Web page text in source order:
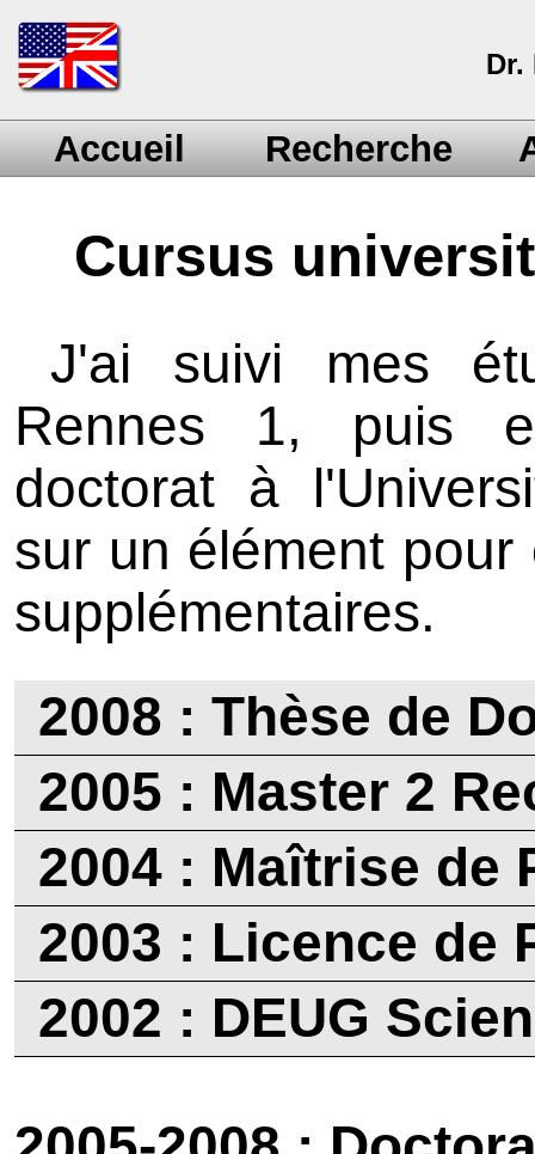
Dr.
Accueil Recherche
Cursus
J'ai suivi mes
Rennes 1, puis
doctorat à
sur un élément
supplémentaires.
2008 : Thèse de
2005 : Master 2
2004 : Maîtrise de
2003 : Licence de
2002 : DEUG